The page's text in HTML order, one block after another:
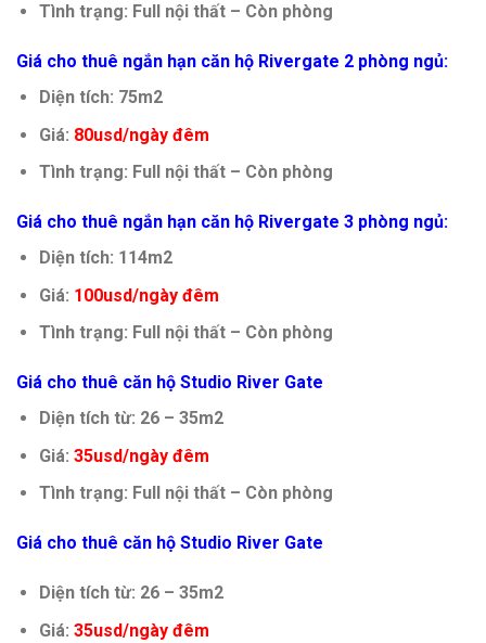
Tình trạng: Full nội thất – Còn phòng
Giá cho thuê ngắn hạn căn hộ Rivergate 2 phòng ngủ:
Diện tích: 75m2
Giá: 80usd/ngày đêm
Tình trạng: Full nội thất – Còn phòng
Giá cho thuê ngắn hạn căn hộ Rivergate 3 phòng ngủ:
Diện tích: 114m2
Giá: 100usd/ngày đêm
Tình trạng: Full nội thất – Còn phòng
Giá cho thuê căn hộ Studio River Gate
Diện tích từ: 26 – 35m2
Giá: 35usd/ngày đêm
Tình trạng: Full nội thất – Còn phòng
Giá cho thuê căn hộ Studio River Gate
Diện tích từ: 26 – 35m2
Giá: 35usd/ngày đêm